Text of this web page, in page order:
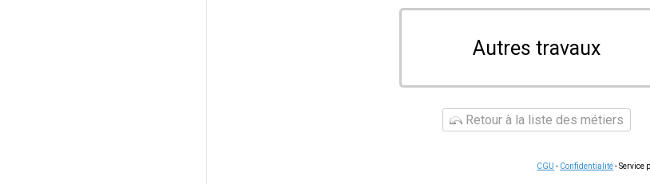
Autres travaux
Retour à la liste des métiers
CGU - Confidentialité- Service